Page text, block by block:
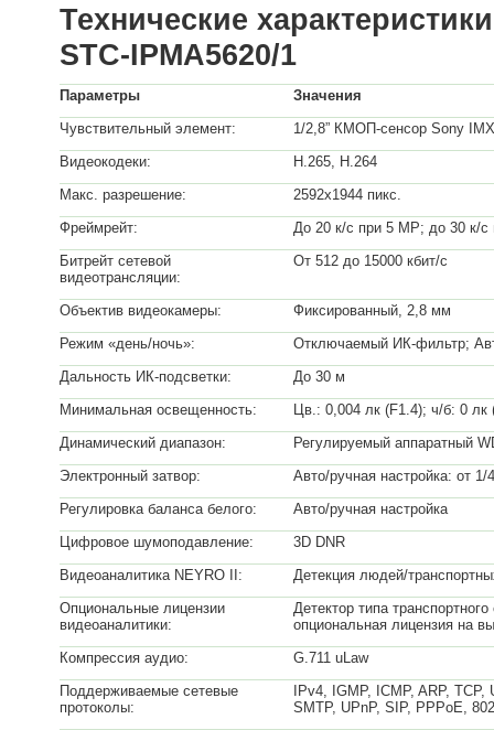
Технические
STC-IPMА5620/1
Параметры
Значения
Чувствительный элемент:
1/2,8” КМОП-сенсор Sony
Видеокодеки:
H.265, H.264
Макс. разрешение:
2592х1944 пикс.
Фреймрейт:
До 20 к/с при 5 МР; до 30 к/с
Битрейт сетевой
видеотрансляции:
От 512 до 15000 кбит/с
Объектив видеокамеры:
Фиксированный, 2,8 мм
Режим «день/ночь»:
Отключаемый ИК-фильтр;
Дальность ИК-подсветки:
До 30 м
Минимальная освещенность:
Цв.: 0,004 лк (F1.4); ч/б: 0 лк
Динамический диапазон:
Регулируемый аппаратный
Электронный затвор:
Авто/ручная настройка: от 1/
Регулировка баланса белого:
Авто/ручная настройка
Цифровое шумоподавление:
3D DNR
Видеоаналитика NEYRO II:
Детекция людей/
Опциональные лицензии
видеоаналитики:
Детектор типа
опциональная лицензия на
Компрессия аудио:
G.711 uLaw
Поддерживаемые сетевые
протоколы:
IPv4, IGMP, ICMP, ARP,
SMTP, UPnP, SIP, PPPoE,